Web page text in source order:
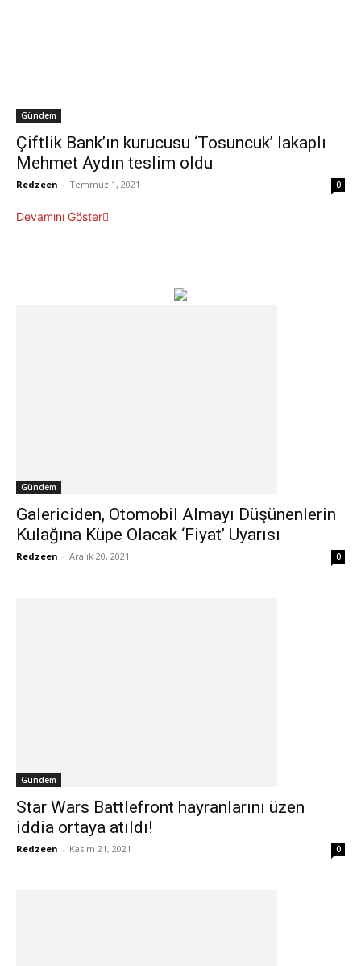
Gündem
Çiftlik Bank’ın kurucusu ‘Tosuncuk’ lakaplı
Mehmet Aydın teslim oldu
Redzeen - Temmuz 1, 2021 0
Devamını Göster
Gündem
Galericiden, Otomobil Almayı Düşünenlerin
Kulağına Küpe Olacak ‘Fiyat’ Uyarısı
Redzeen - Aralık 20, 2021 0
Gündem
Star Wars Battlefront hayranlarını üzen
iddia ortaya atıldı!
Redzeen - Kasım 21, 2021 0